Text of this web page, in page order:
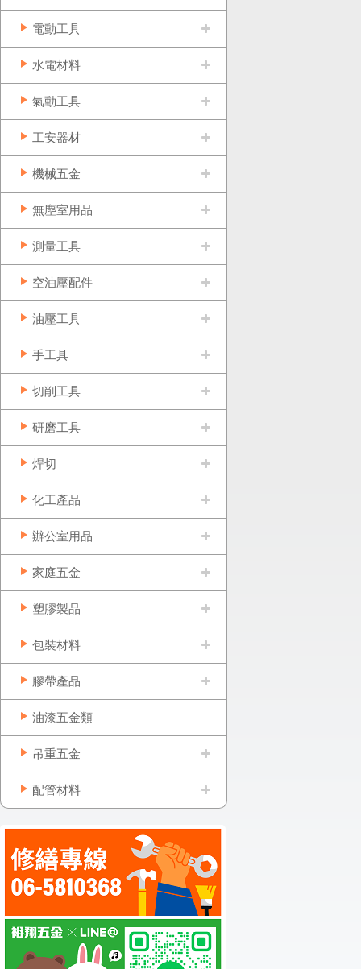
電動工具
水電材料
氣動工具
工安器材
機械五金
無塵室用品
測量工具
空油壓配件
油壓工具
手工具
切削工具
研磨工具
焊切
化工產品
辦公室用品
家庭五金
塑膠製品
包裝材料
膠帶產品
油漆五金類
吊重五金
配管材料